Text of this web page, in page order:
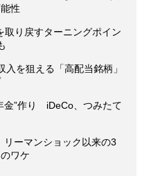
性
り戻すターニングポイン
を狙える「高配当銘柄」
金”作り iDeCo、つみたて
ーマンショック以来の3
ワケ